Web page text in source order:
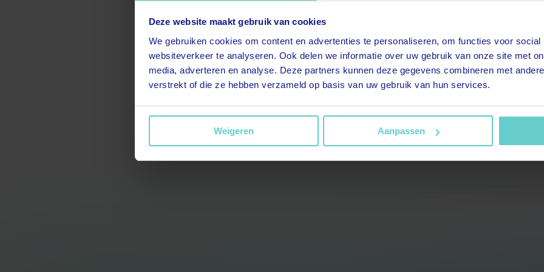
Deze website maakt gebruik van cookies
We gebruiken cookies om content en advertenties te personaliseren, om functies voor
websiteverkeer te analyseren. Ook delen we informatie over uw gebruik van onze site met
media, adverteren en analyse. Deze partners kunnen deze gegevens combineren met
verstrekt of die ze hebben verzameld op basis van uw gebruik van hun services.
Weigeren Aanpassen
t.title.replaceAll is not a
function